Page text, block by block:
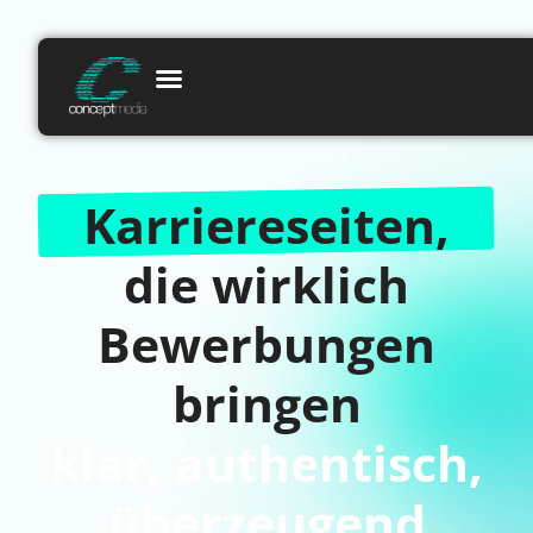
Karriereseiten
Karriereseiten,
die wirklich
Bewerbungen
bringen
klar, authentisch,